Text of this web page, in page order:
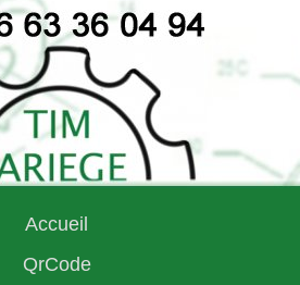
Accueil
QrCode